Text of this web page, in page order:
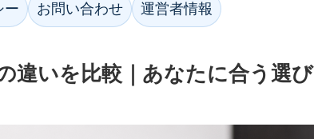
ー お問い合わせ 運営者情報
違いを比較｜あなたに合う選び